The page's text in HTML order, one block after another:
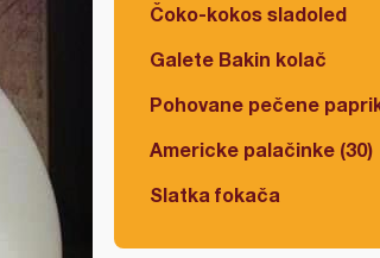
Čoko-kokos sladoled
Galete Bakin kolač
Pohovane pečene
Americke palačinke (30)
Slatka fokača